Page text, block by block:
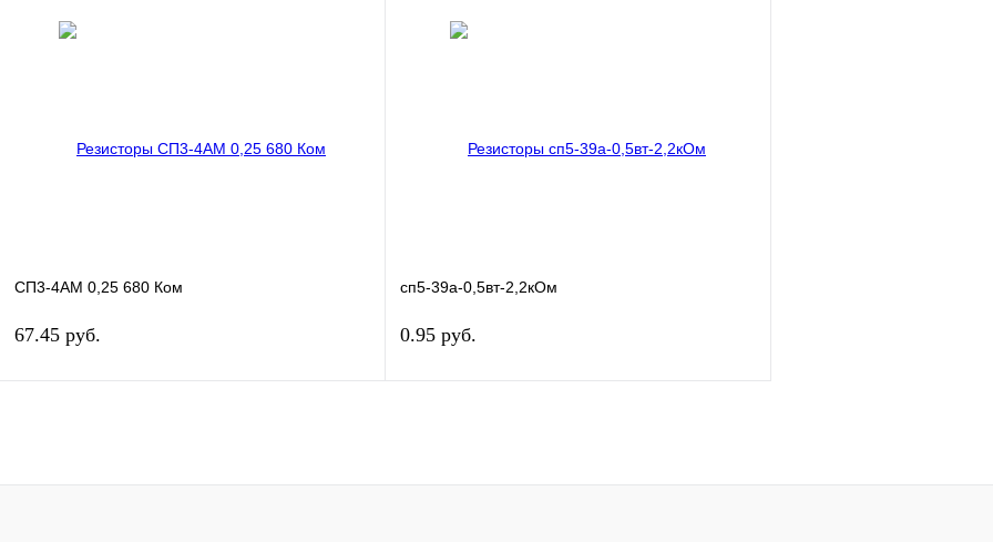
наличии
наличии
СП3-4АМ 0,25 680 Ком
67.45 руб.
Купить в 1 клик Сравнение
сп5-39а-0,5вт-2,2кОм
0.95 руб.
Купить в 1 клик Сравнение